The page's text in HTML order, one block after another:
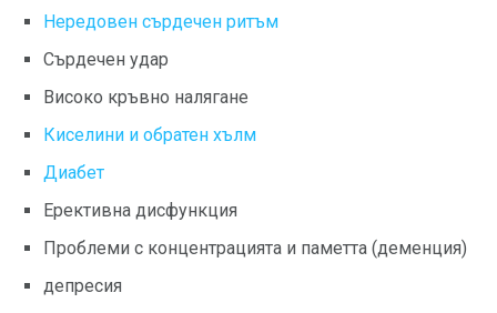
Нередовен сърдечен ритъм
Сърдечен удар
Високо кръвно налягане
Киселини и обратен хълм
Диабет
Ерективна дисфункция
Проблеми с концентрацията и паметта (деменция)
депресия